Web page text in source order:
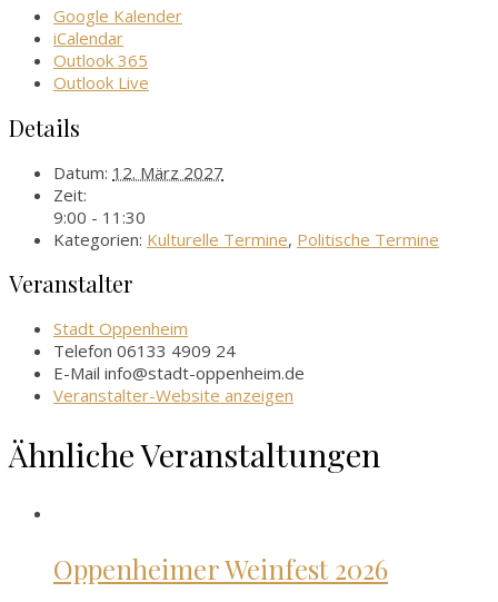
Google Kalender
iCalendar
Outlook 365
Outlook Live
Details
Datum: 12. März 2027
Zeit:
9:00 - 11:30
Kategorien: Kulturelle Termine, Politische Termine
Veranstalter
Stadt Oppenheim
Telefon 06133 4909 24
E-Mail info@stadt-oppenheim.de
Veranstalter-Website anzeigen
Ähnliche Veranstaltungen
Oppenheimer Weinfest 2026